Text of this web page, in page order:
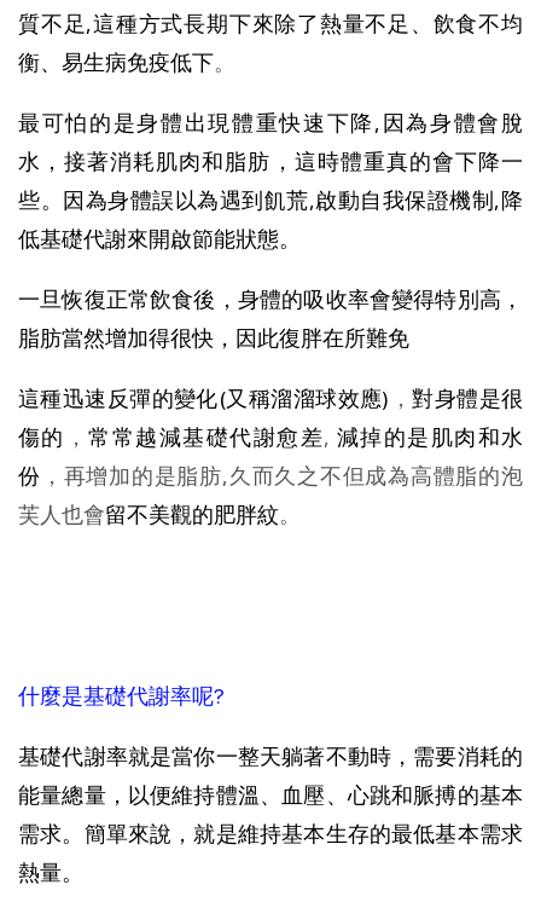
質不足,這種方式長期下來除了熱量不足、飲食不均
衡、易生病免疫低下。
最可怕的是身體出現體重快速下降,因為身體會脫
水，接著消耗肌肉和脂肪，這時體重真的會下降一
些。
因為身體誤以為遇到飢荒,啟動自我保證機制,降
低基礎代謝來開啟節能狀態。
一旦恢復正常飲食後，身體的吸收率會變得特別高，
脂肪當然增加得很快，因此復胖在所難免
這種迅速反彈的變化(又稱溜溜球效應) ，對身體是很
傷的 ，常常越減基礎代謝愈差, 減掉的是肌肉和水
份 ，再增加的是脂肪,久而久之不但成為高體脂的泡
芙人也會留不美觀的肥胖紋。
什麼是基礎代謝率呢?
基礎代謝率就是當你一整天躺著不動時，需要消耗的
能量總量，以便維持體溫、血壓、心跳和脈搏的基本
需求。簡單來說，就是維持基本生存的最低基本需求
熱量。